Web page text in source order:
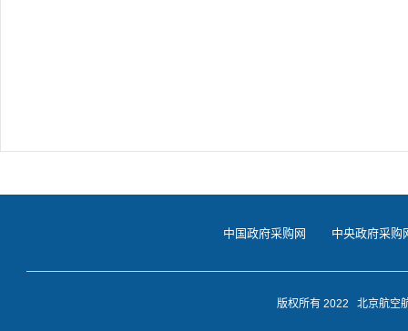
中国政府采购网 中央政府采购
版权所有 2022 北京航